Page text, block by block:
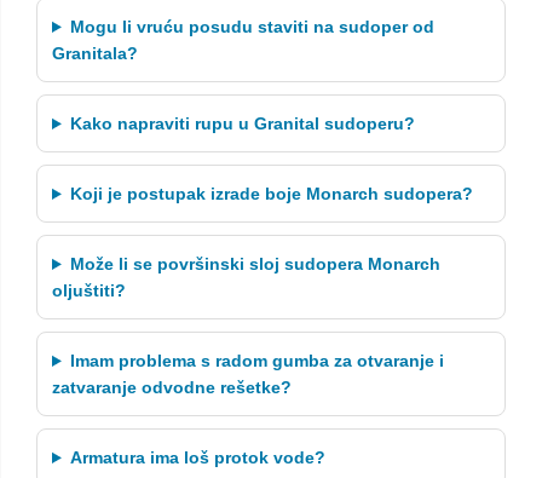
Mogu li vruću posudu staviti na sudoper od
Granitala?
Kako napraviti rupu u Granital sudoperu?
Koji je postupak izrade boje Monarch sudopera?
Može li se površinski sloj sudopera Monarch
oljuštiti?
Imam problema s radom gumba za otvaranje i
zatvaranje odvodne rešetke?
Armatura ima loš protok vode?